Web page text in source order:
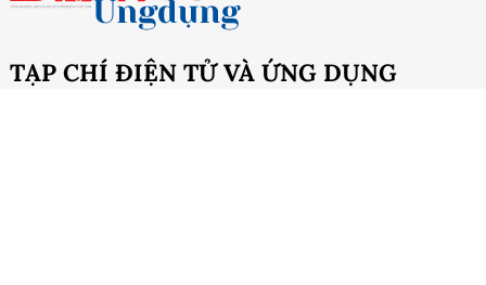
TẠP CHÍ ĐIỆN TỬ VÀ ỨNG DỤNG